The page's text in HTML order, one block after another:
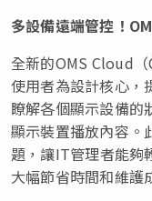
多設備遠端管控！
全新的OMS Cloud
使用者為設計核心，
瞭解各個顯示設備的
顯示裝置播放內容。
題，讓IT管理者能夠
大幅節省時間和維護